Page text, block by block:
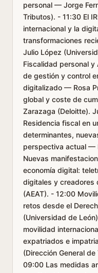
personal — Jorge
Tributos). - 11:30 El
internacional y la
transformaciones
Julio López
Fiscalidad personal
de gestión y control
digitalizado — Rosa
global y coste de
Zarazaga (Deloitte).
Residencia fiscal en
determinantes,
perspectiva actual —
Nuevas
economía digital:
digitales y creadores
(AEAT). - 12:00
retos desde el
(Universidad de
movilidad
expatriados e
(Dirección General
09:00 Las medidas